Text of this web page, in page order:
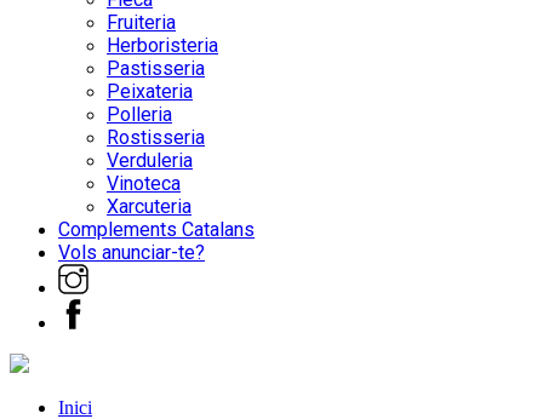
Fruiteria
Herboristeria
Pastisseria
Peixateria
Polleria
Rostisseria
Verduleria
Vinoteca
Xarcuteria
Complements Catalans
Vols anunciar-te?
Inici